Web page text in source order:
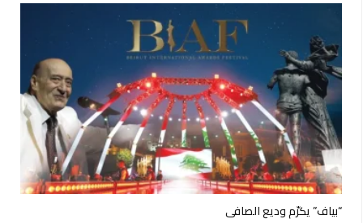
“بياف” يكرّم وديع الصافي